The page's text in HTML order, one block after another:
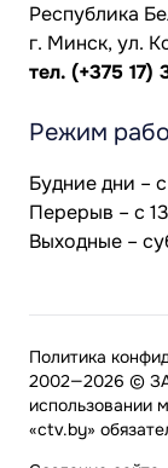
Республика
г. Минск, ул.
тел. (+375 17)
Режим
Будние дни –
Перерыв – с
Выходные –
2002—2026 ©
использовании
«ctv.by»
Политика